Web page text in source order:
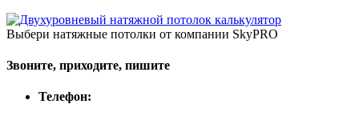
Выбери натяжные потолки от компании SkyPRO
Звоните, приходите, пишите
Телефон: